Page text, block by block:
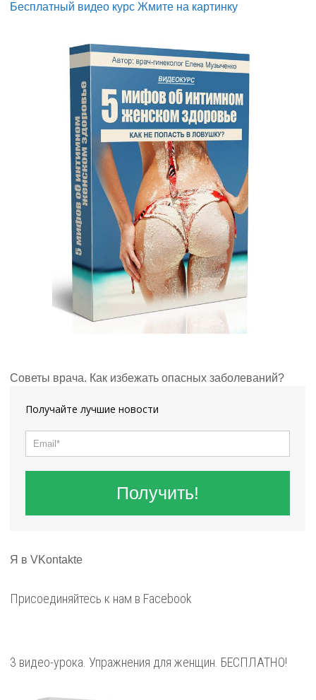
Бесплатный видео курс Жмите на картинку
Советы врача. Как избежать опасных заболеваний?
Получайте лучшие новости
Получить!
Я в VKontakte
Присоединяйтесь к нам в Facebook
3 видео-урока. Упражнения для женщин. БЕСПЛАТНО!